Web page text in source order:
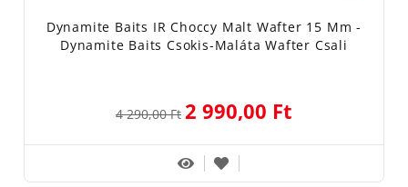
Dynamite Baits IR Choccy Malt Wafter 15 Mm -
Dynamite Baits Csokis-Maláta Wafter Csali
4 290,00 Ft 2 990,00 Ft